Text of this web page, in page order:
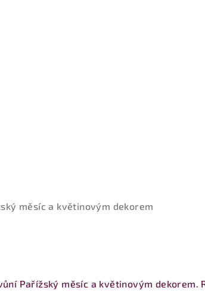
měsíc a květinovým dekorem
Pařížský měsíc a květinovým